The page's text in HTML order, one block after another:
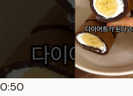
0:50